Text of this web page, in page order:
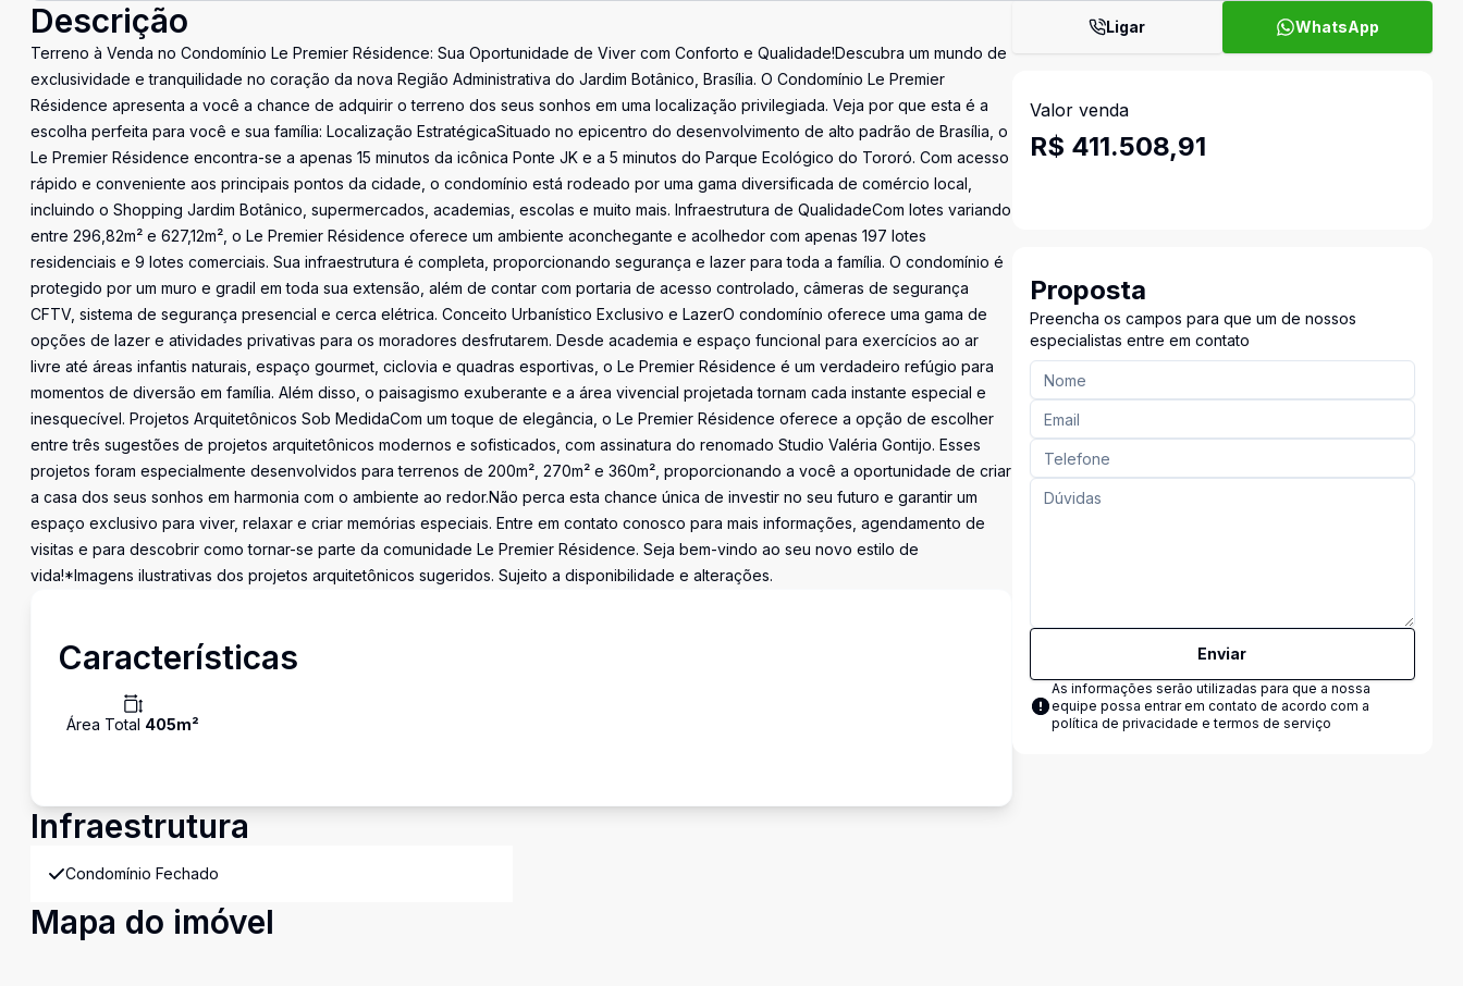
Descrição
Terreno à Venda no Condomínio Le Premier Résidence: Sua Oportunidade de Viver com Conforto e Qualidade!Descubra um mundo de
exclusividade e tranquilidade no coração da nova Região Administrativa do Jardim Botânico, Brasília. O Condomínio Le Premier
Résidence apresenta a você a chance de adquirir o terreno dos seus sonhos em uma localização privilegiada. Veja por que esta é a
escolha perfeita para você e sua família: Localização EstratégicaSituado no epicentro do desenvolvimento de alto padrão de Brasília, o
Le Premier Résidence encontra-se a apenas 15 minutos da icônica Ponte JK e a 5 minutos do Parque Ecológico do Tororó. Com acesso
rápido e conveniente aos principais pontos da cidade, o condomínio está rodeado por uma gama diversificada de comércio local,
incluindo o Shopping Jardim Botânico, supermercados, academias, escolas e muito mais. Infraestrutura de QualidadeCom lotes variando
entre 296,82m² e 627,12m², o Le Premier Résidence oferece um ambiente aconchegante e acolhedor com apenas 197 lotes
residenciais e 9 lotes comerciais. Sua infraestrutura é completa, proporcionando segurança e lazer para toda a família. O condomínio é
protegido por um muro e gradil em toda sua extensão, além de contar com portaria de acesso controlado, câmeras de segurança
CFTV, sistema de segurança presencial e cerca elétrica. Conceito Urbanístico Exclusivo e LazerO condomínio oferece uma gama de
opções de lazer e atividades privativas para os moradores desfrutarem. Desde academia e espaço funcional para exercícios ao ar
livre até áreas infantis naturais, espaço gourmet, ciclovia e quadras esportivas, o Le Premier Résidence é um verdadeiro refúgio para
momentos de diversão em família. Além disso, o paisagismo exuberante e a área vivencial projetada tornam cada instante especial e
inesquecível. Projetos Arquitetônicos Sob MedidaCom um toque de elegância, o Le Premier Résidence oferece a opção de escolher
entre três sugestões de projetos arquitetônicos modernos e sofisticados, com assinatura do renomado Studio Valéria Gontijo. Esses
projetos foram especialmente desenvolvidos para terrenos de 200m², 270m² e 360m², proporcionando a você a oportunidade de criar
a casa dos seus sonhos em harmonia com o ambiente ao redor.Não perca esta chance única de investir no seu futuro e garantir um
espaço exclusivo para viver, relaxar e criar memórias especiais. Entre em contato conosco para mais informações, agendamento de
visitas e para descobrir como tornar-se parte da comunidade Le Premier Résidence. Seja bem-vindo ao seu novo estilo de
vida!*Imagens ilustrativas dos projetos arquitetônicos sugeridos. Sujeito a disponibilidade e alterações.
Características
Área Total 405m²
Infraestrutura
Condomínio Fechado
Mapa do imóvel
Ligar WhatsApp
Valor venda
R$ 411.508,91
Proposta
Preencha os campos para que um de nossos
especialistas entre em contato
Enviar
As informações serão utilizadas para que a nossa
equipe possa entrar em contato de acordo com a
política de privacidade e termos de serviço